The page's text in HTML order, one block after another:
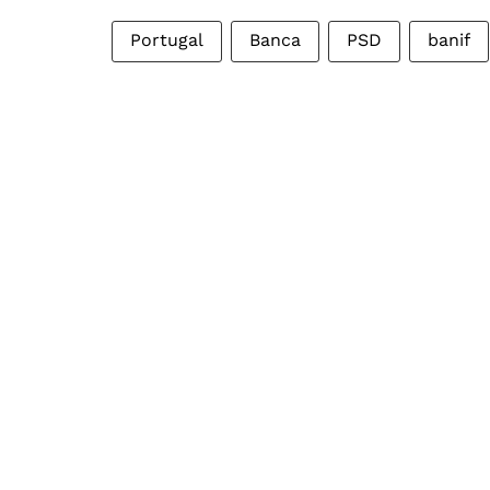
Portugal Banca PSD banif